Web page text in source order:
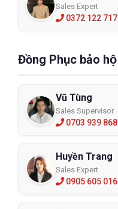
Sales Expert
0372 122 717
Đồng Phục bảo hộ
Vũ Tùng
Sales Supervisor
0703 939 868
Huyền Trang
Sales Expert
0905 605 016